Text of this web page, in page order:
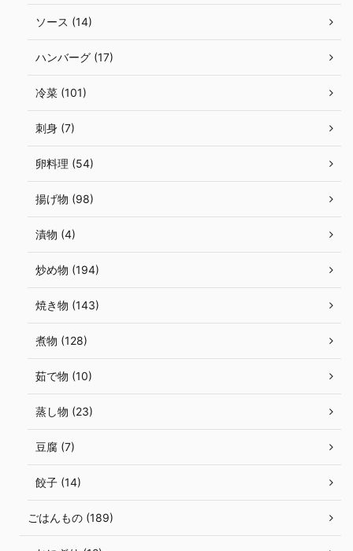
ソース (14)
ハンバーグ (17)
冷菜 (101)
刺身 (7)
卵料理 (54)
揚げ物 (98)
漬物 (4)
炒め物 (194)
焼き物 (143)
煮物 (128)
茹で物 (10)
蒸し物 (23)
豆腐 (7)
餃子 (14)
ごはんもの (189)